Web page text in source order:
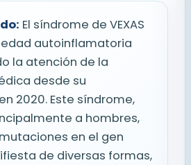
El síndrome de VEXAS
autoinflamatoria
la atención de la
desde su
2020. Este síndrome,
a hombres,
en el gen
de diversas formas,